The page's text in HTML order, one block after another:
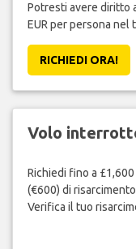
Potresti avere diritto
EUR per persona nel
RICHIEDI ORA!
Volo
Richiedi fino a
(€600) di
Verifica il tuo